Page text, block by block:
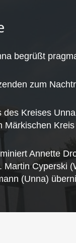
begrüßt
zum
des Kreises
Märkischen Kreis
Annette
Martin Cyperski
(Unna)